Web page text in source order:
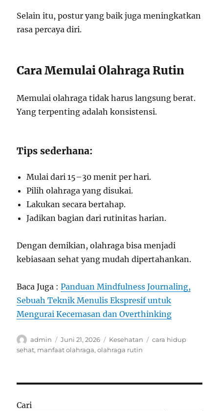
Selain itu, postur yang baik juga meningkatkan
rasa percaya diri.
Cara Memulai Olahraga Rutin
Memulai olahraga tidak harus langsung berat.
Yang terpenting adalah konsistensi.
Tips sederhana:
Mulai dari 15–30 menit per hari.
Pilih olahraga yang disukai.
Lakukan secara bertahap.
Jadikan bagian dari rutinitas harian.
Dengan demikian, olahraga bisa menjadi
kebiasaan sehat yang mudah dipertahankan.
Baca Juga :Panduan Mindfulness Journaling,
Sebuah Teknik Menulis Ekspresif untuk
Mengurai Kecemasan dan Overthinking
Author
admin
Posted
on
Juni 21, 2026 Categories
Kesehatan Tags
cara hidup
sehat, manfaat olahraga,olahraga rutin
Cari